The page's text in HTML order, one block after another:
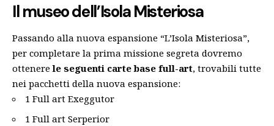
Il museo dell’Isola Misteriosa
Passando alla nuova espansione “L’Isola Misteriosa”,
per completare la prima missione segreta dovremo
ottenerele seguenti carte base full-art, trovabili tutte
nei pacchetti della nuova espansione:
1 Full art Exeggutor
1 Full art Serperior